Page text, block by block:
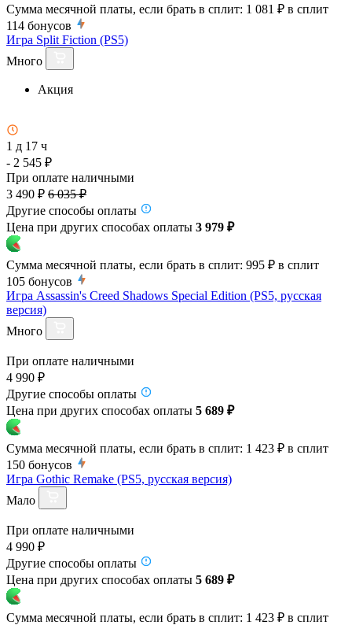
Сумма месячной платы, если брать в сплит: 1 081 ₽ в сплит
114 бонусов
Игра Split Fiction (PS5)
Много
Акция
1 д 17 ч
- 2 545 ₽
При оплате наличными
3 490 ₽ 6 035 ₽
Другие способы оплаты
Цена при других способах оплаты 3 979 ₽
Сумма месячной платы, если брать в сплит: 995 ₽ в сплит
105 бонусов
Игра Assassin's Creed Shadows Special Edition (PS5, русская
версия)
Много
При оплате наличными
4 990 ₽
Другие способы оплаты
Цена при других способах оплаты 5 689 ₽
Сумма месячной платы, если брать в сплит: 1 423 ₽ в сплит
150 бонусов
Игра Gothic Remake (PS5, русская версия)
Мало
При оплате наличными
4 990 ₽
Другие способы оплаты
Цена при других способах оплаты 5 689 ₽
Сумма месячной платы, если брать в сплит: 1 423 ₽ в сплит